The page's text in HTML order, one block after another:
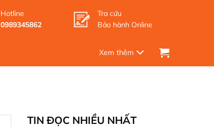
Hotline
0989345862
Tra cứu
Bảo hành Online
TIN ĐỌC NHIỀU NHẤT